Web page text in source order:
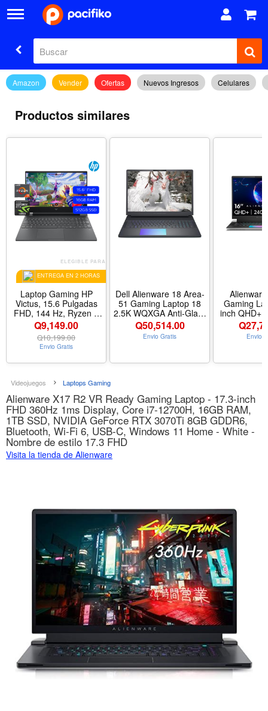
Amazon Vender Ofertas Nuevos Ingresos Celulares
Productos similares
ELEGIBLE PARA
ENTREGA EN 2 HORAS
Laptop Gaming HP
Victus, 15.6 Pulgadas
FHD, 144 Hz, Ryzen 7
7445HS, 16GB RAM,
512GB SSD, NVIDIA
GeForce RTX 4050,
W11 Home, Color Gris
Oscuro
Q9,149.00
Q10,199.00
Envio Gratis
Dell Alienware 18 Area-
51 Gaming Laptop 18
2.5K WQXGA Anti-Glare
Display (Intel Ultra 9
275HX, GeForce RTX
5090, 64GB DDR5, 2TB
Backlit KYB, Bluetooth
Q50,514.00
Envio Gratis
Gaming
inch QHD+
Display,
9-
RTX
Q
Envio
Videojuegos Laptops Gaming
Alienware X17 R2 VR Ready Gaming Laptop - 17.3-inch
FHD 360Hz 1ms Display, Core i7-12700H, 16GB RAM,
1TB SSD, NVIDIA GeForce RTX 3070Ti 8GB GDDR6,
Bluetooth, Wi-Fi 6, USB-C, Windows 11 Home - White -
Nombre de estilo 17.3 FHD
Visita la tienda de Alienware